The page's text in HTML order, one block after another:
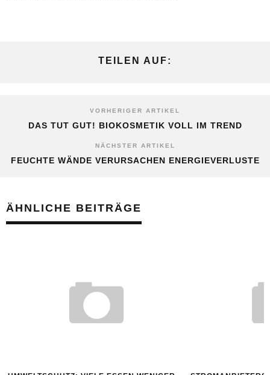
TEILEN AUF:
VORHERIGER ARTIKEL
DAS TUT GUT! BIOKOSMETIK VOLL IM TREND
NÄCHSTER ARTIKEL
FEUCHTE WÄNDE VERURSACHEN ENERGIEVERLUSTE
ÄHNLICHE BEITRÄGE